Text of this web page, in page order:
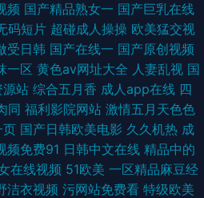
福利社不卡 91素人在线精品国产 黄污网
草草91视频 久艹久艹精品在线 无码一区
村映画 九一制作天麻传媒免 91爱爱视频
合 少妇影院一区 91黑料在线视频黑丝 俺去
利视频91 91久久超碰 大香蕉99在线 老司
频 国产精品熟女一 国产巨乳在线
码短片 超碰成人操操 欧美猛交视
受日韩 国产在线一 国产原创视频
一区 黄色av网址大全 人妻乱视 国
源站 综合五月香 成人app在线 四
同 福利影院网站 激情五月天色色
页 国产日韩欧美电影 久久机热 成
频免费91 日韩中文在线 精品中的
在线视频 51欧美 一区精品麻豆经
洁衣视频 污网站免费看 特级欧美